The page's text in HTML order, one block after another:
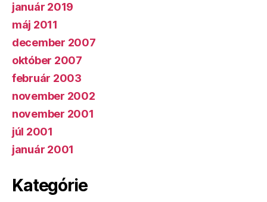
január 2019
máj 2011
december 2007
október 2007
február 2003
november 2002
november 2001
júl 2001
január 2001
Kategórie